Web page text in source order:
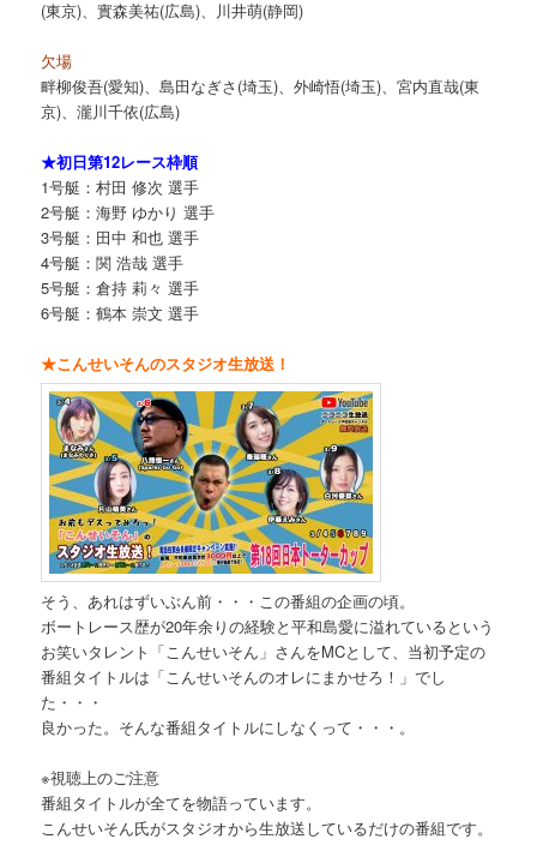
(東京)、實森美祐(広島)、川井萌(静岡)
欠場
畔柳俊吾(愛知)、島田なぎさ(埼玉)、外崎悟(埼玉)、宮内直哉(東
京)、瀧川千依(広島)
★初日第12レース枠順
1号艇：村田 修次 選手
2号艇：海野 ゆかり 選手
3号艇：田中 和也 選手
4号艇：関 浩哉 選手
5号艇：倉持 莉々 選手
6号艇：鶴本 崇文 選手
★こんせいそんのスタジオ生放送！
そう、あれはずいぶん前・・・この番組の企画の頃。
ボートレース歴が20年余りの経験と平和島愛に溢れているという
お笑いタレント「こんせいそん」さんをMCとして、当初予定の
番組タイトルは「こんせいそんのオレにまかせろ！」でし
た・・・
良かった。そんな番組タイトルにしなくって・・・。
※視聴上のご注意
番組タイトルが全てを物語っています。
こんせいそん氏がスタジオから生放送しているだけの番組です。